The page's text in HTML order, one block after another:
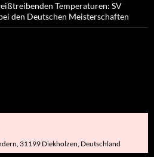
Temperaturen: SV
den Deutschen Meisterschaften
31199 Diekholzen, Deutschland